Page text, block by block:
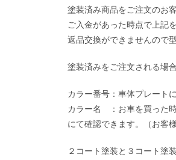
塗装済み商品をご注文のお
ご入金があった時点で上記
返品交換ができませんので
塗装済みをご注文される場
カラー番号：車体プレート
カラー名 ：お車を買った
にて確認できます。（お客
２コート塗装と３コート塗